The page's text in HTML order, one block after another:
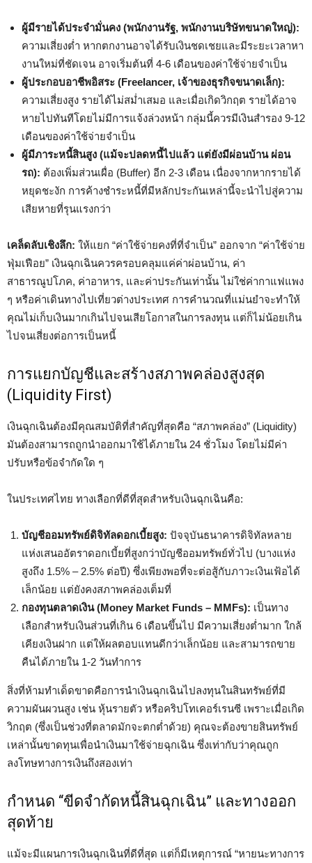
ผู้มีรายได้ประจำมั่นคง (พนักงานรัฐ, พนักงานบริษัทขนาดใหญ่):
ความเสี่ยงต่ำ หากตกงานอาจได้รับเงินชดเชยและมีระยะเวลาหา
งานใหม่ที่ชัดเจน อาจเริ่มต้นที่ 4-6 เดือนของค่าใช้จ่ายจำเป็น
ผู้ประกอบอาชีพอิสระ (Freelancer, เจ้าของธุรกิจขนาดเล็ก):
ความเสี่ยงสูง รายได้ไม่สม่ำเสมอ และเมื่อเกิดวิกฤต รายได้อาจ
หายไปทันทีโดยไม่มีการแจ้งล่วงหน้า กลุ่มนี้ควรมีเงินสำรอง 9-12
เดือนของค่าใช้จ่ายจำเป็น
ผู้มีภาระหนี้สินสูง (แม้จะปลดหนี้ไปแล้ว แต่ยังมีผ่อนบ้าน ผ่อน
รถ): ต้องเพิ่มส่วนเผื่อ (Buffer) อีก 2-3 เดือน เนื่องจากหากรายได้
หยุดชะงัก การค้างชำระหนี้ที่มีหลักประกันเหล่านี้จะนำไปสู่ความ
เสียหายที่รุนแรงกว่า
เคล็ดลับเชิงลึก: ให้แยก “ค่าใช้จ่ายคงที่ที่จำเป็น” ออกจาก “ค่าใช้จ่าย
ฟุ่มเฟือย” เงินฉุกเฉินควรครอบคลุมแค่ค่าผ่อนบ้าน, ค่า
สาธารณูปโภค, ค่าอาหาร, และค่าประกันเท่านั้น ไม่ใช่ค่ากาแฟแพง
ๆ หรือค่าเดินทางไปเที่ยวต่างประเทศ การคำนวณที่แม่นยำจะทำให้
คุณไม่เก็บเงินมากเกินไปจนเสียโอกาสในการลงทุน แต่ก็ไม่น้อยเกิน
ไปจนเสี่ยงต่อการเป็นหนี้
การแยกบัญชีและสร้างสภาพคล่องสูงสุด
(Liquidity First)
เงินฉุกเฉินต้องมีคุณสมบัติที่สำคัญที่สุดคือ “สภาพคล่อง” (Liquidity)
มันต้องสามารถถูกนำออกมาใช้ได้ภายใน 24 ชั่วโมง โดยไม่มีค่า
ปรับหรือข้อจำกัดใด ๆ
ในประเทศไทย ทางเลือกที่ดีที่สุดสำหรับเงินฉุกเฉินคือ:
บัญชีออมทรัพย์ดิจิทัลดอกเบี้ยสูง: ปัจจุบันธนาคารดิจิทัลหลาย
แห่งเสนออัตราดอกเบี้ยที่สูงกว่าบัญชีออมทรัพย์ทั่วไป (บางแห่ง
สูงถึง 1.5% – 2.5% ต่อปี) ซึ่งเพียงพอที่จะต่อสู้กับภาวะเงินเฟ้อได้
เล็กน้อย แต่ยังคงสภาพคล่องเต็มที่
กองทุนตลาดเงิน (Money Market Funds – MMFs): เป็นทาง
เลือกสำหรับเงินส่วนที่เกิน 6 เดือนขึ้นไป มีความเสี่ยงต่ำมาก ใกล้
เคียงเงินฝาก แต่ให้ผลตอบแทนดีกว่าเล็กน้อย และสามารถขาย
คืนได้ภายใน 1-2 วันทำการ
สิ่งที่ห้ามทำเด็ดขาดคือการนำเงินฉุกเฉินไปลงทุนในสินทรัพย์ที่มี
ความผันผวนสูง เช่น หุ้นรายตัว หรือคริปโทเคอร์เรนซี เพราะเมื่อเกิด
วิกฤต (ซึ่งเป็นช่วงที่ตลาดมักจะตกต่ำด้วย) คุณจะต้องขายสินทรัพย์
เหล่านั้นขาดทุนเพื่อนำเงินมาใช้จ่ายฉุกเฉิน ซึ่งเท่ากับว่าคุณถูก
ลงโทษทางการเงินถึงสองเท่า
กำหนด “ขีดจำกัดหนี้สินฉุกเฉิน” และทางออก
สุดท้าย
แม้จะมีแผนการเงินฉุกเฉินที่ดีที่สุด แต่ก็มีเหตุการณ์ “หายนะทางการ